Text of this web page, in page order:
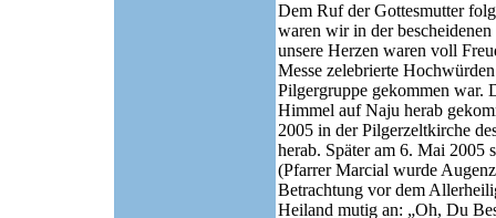
Dem Ruf der Gottesmutter
waren wir in der
unsere Herzen waren voll
Messe zelebrierte
Pilgergruppe gekommen war.
Himmel auf Naju herab
2005 in der Pilgerzeltkirche
herab. Später am 6. Mai 2005
(Pfarrer Marcial wurde
Betrachtung vor dem
Heiland mutig an: „Oh, Du